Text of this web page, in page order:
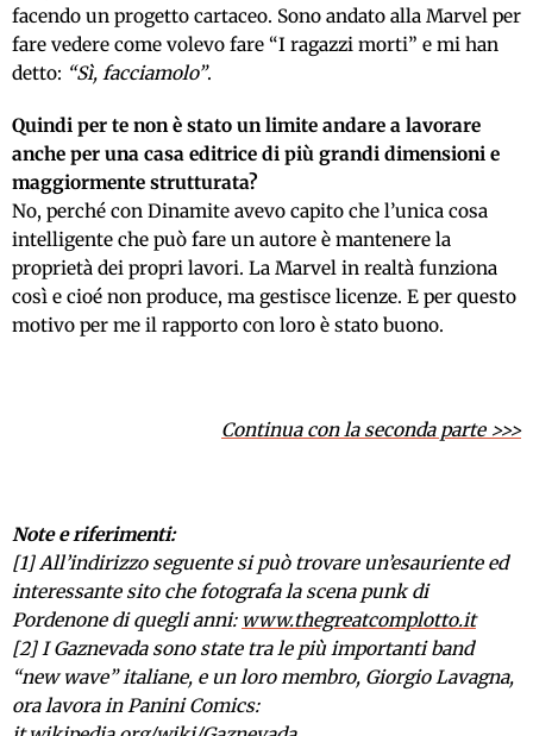
facendo un progetto cartaceo. Sono andato alla Marvel per
fare vedere come volevo fare “I ragazzi morti” e mi han
detto: “Sì, facciamolo”.
Quindi per te non è stato un limite andare a lavorare
anche per una casa editrice di più grandi dimensioni e
maggiormente strutturata?
No, perché con Dinamite avevo capito che l’unica cosa
intelligente che può fare un autore è mantenere la
proprietà dei propri lavori. La Marvel in realtà funziona
così e cioé non produce, ma gestisce licenze. E per questo
motivo per me il rapporto con loro è stato buono.
Continua con la seconda parte >>>
Note e riferimenti:
[1] All’indirizzo seguente si può trovare un’esauriente ed
interessante sito che fotografa la scena punk di
Pordenone di quegli anni: www.thegreatcomplotto.it
[2] I Gaznevada sono state tra le più importanti band
“new wave” italiane, e un loro membro, Giorgio Lavagna,
ora lavora in Panini Comics: